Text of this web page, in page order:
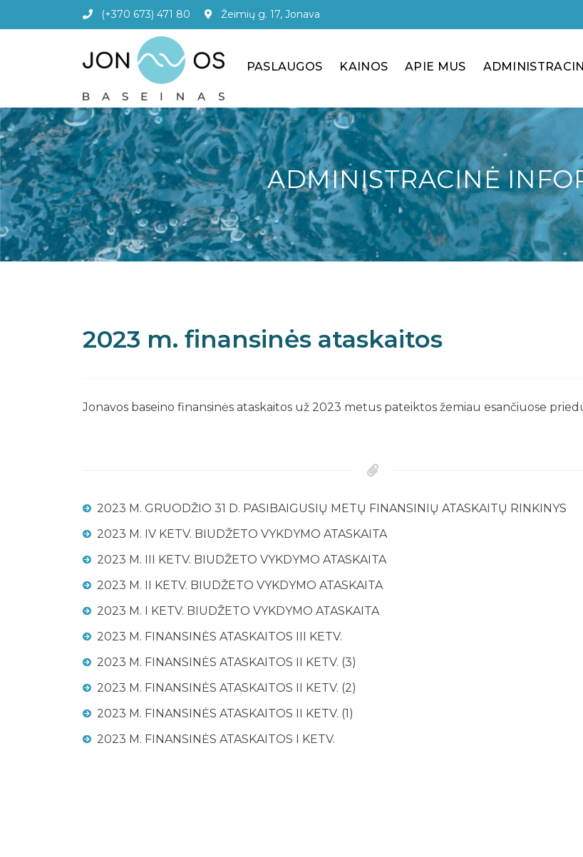
(+370 673) 471 80 Žeimių g. 17, Jonava
PASLAUGOS KAINOS APIE MUS
ADMINISTRACINĖ
2023 m. finansinės ataskaitos
Jonavos baseino finansinės ataskaitos už 2023 metus pateiktos žemiau esančiuose
2023 M. GRUODŽIO 31 D. PASIBAIGUSIŲ METŲ FINANSINIŲ ATASKAITŲ RINKINYS
2023 M. IV KETV. BIUDŽETO VYKDYMO ATASKAITA
2023 M. III KETV. BIUDŽETO VYKDYMO ATASKAITA
2023 M. II KETV. BIUDŽETO VYKDYMO ATASKAITA
2023 M. I KETV. BIUDŽETO VYKDYMO ATASKAITA
2023 M. FINANSINĖS ATASKAITOS III KETV.
2023 M. FINANSINĖS ATASKAITOS II KETV. (3)
2023 M. FINANSINĖS ATASKAITOS II KETV. (2)
2023 M. FINANSINĖS ATASKAITOS II KETV. (1)
2023 M. FINANSINĖS ATASKAITOS I KETV.